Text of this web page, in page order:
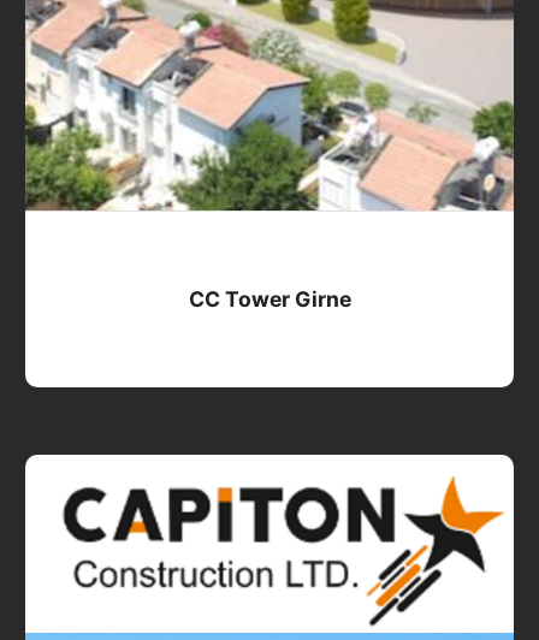
CC Tower Girne